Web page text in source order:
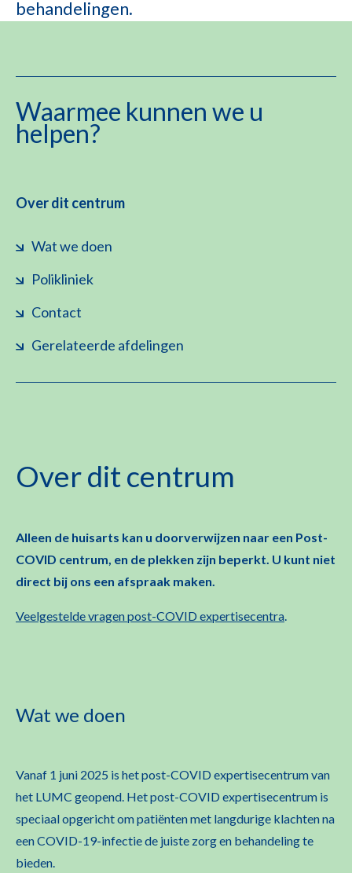
behandelingen.
Waarmee kunnen we u
helpen?
Over dit centrum
Wat we doen
Polikliniek
Contact
Gerelateerde afdelingen
Over dit centrum
Alleen de huisarts kan u doorverwijzen naar een Post-
COVID centrum, en de plekken zijn beperkt. U kunt niet
direct bij ons een afspraak maken.
Veelgestelde vragen post-COVID expertisecentra.
Wat we doen
Vanaf 1 juni 2025 is het post-COVID expertisecentrumvan
het LUMC geopend. Hetpost-COVID expertisecentrum is
speciaal opgericht om patiënten met langdurige klachten na
een COVID-19-infectie de juiste zorg en behandeling te
bieden.